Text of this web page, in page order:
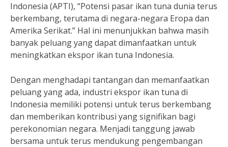
Indonesia (APTI), “Potensi pasar ikan tuna dunia terus
berkembang, terutama di negara-negara Eropa dan
Amerika Serikat.” Hal ini menunjukkan bahwa masih
banyak peluang yang dapat dimanfaatkan untuk
meningkatkan ekspor ikan tuna Indonesia.
Dengan menghadapi tantangan dan memanfaatkan
peluang yang ada, industri ekspor ikan tuna di
Indonesia memiliki potensi untuk terus berkembang
dan memberikan kontribusi yang signifikan bagi
perekonomian negara. Menjadi tanggung jawab
bersama untuk terus mendukung pengembangan